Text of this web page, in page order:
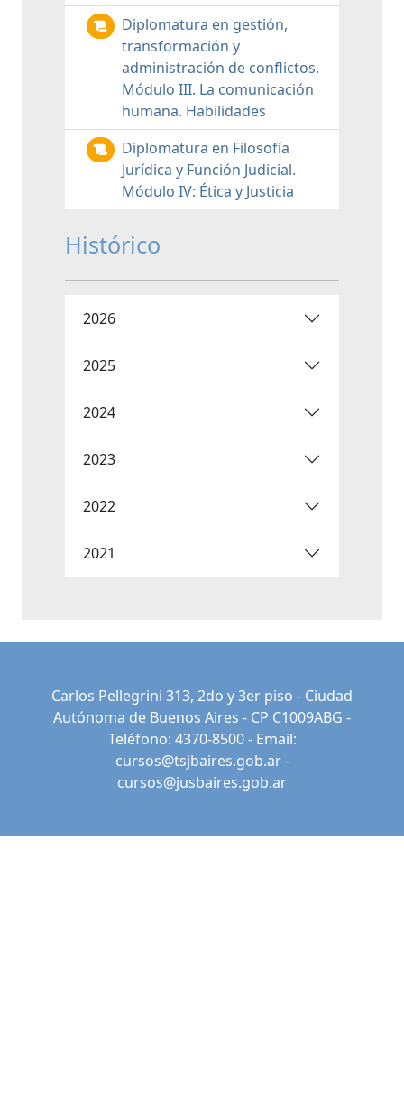
Diplomatura en gestión,
transformación y
administración de conflictos.
Módulo III. La comunicación
humana. Habilidades
Diplomatura en Filosofía
Jurídica y Función Judicial.
Módulo IV: Ética y Justicia
Histórico
2026
2025
2024
2023
2022
2021
Carlos Pellegrini 313, 2do y 3er piso - Ciudad
Autónoma de Buenos Aires - CP C1009ABG -
Teléfono: 4370-8500 - Email:
cursos@tsjbaires.gob.ar-
cursos@jusbaires.gob.ar